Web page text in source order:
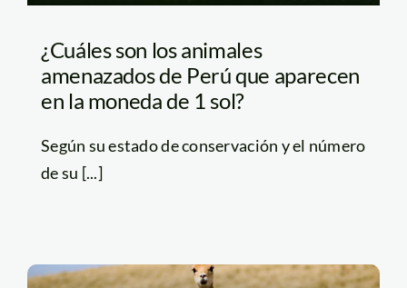
¿Cuáles son los animales
amenazados de Perú que aparecen
en la moneda de 1 sol?
Según su estado de conservación y el número
de su [...]